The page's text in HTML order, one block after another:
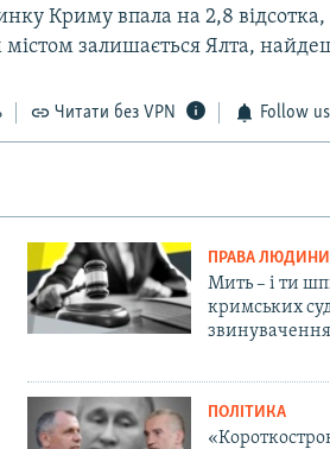
Криму впала на 2,8 відсотка,
залишається Ялта,
Читати без VPN Follow us
ПРАВА ЛЮДИНИ
Мить – і ти
кримських
ПОЛІТИКА